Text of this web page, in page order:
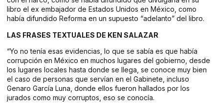
libro el ex embajador de Estados Unidos en México, como
había difundido Reforma en un supuesto “adelanto” del libro.
LAS FRASES TEXTUALES DE KEN SALAZAR
“Yo no tenía esas evidencias, lo que se sabía es que había
corrupción en México en muchos lugares del gobierno, desde
los lugares locales hasta donde se llega, se conoce muy bien
el caso de personas que servían en el Gabinete, incluso
Genaro García Luna, donde ellos fueron hallados por los
jurados como muy corruptos, eso se conocía.